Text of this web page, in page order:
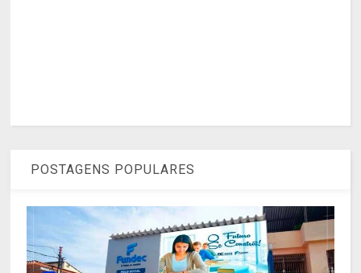
POSTAGENS POPULARES